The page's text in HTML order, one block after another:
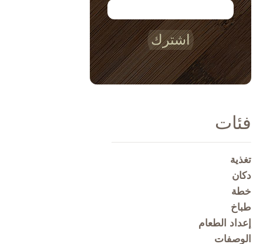
اشترك
فئات
تغذية
دكان
خطة
طباخ
إعداد الطعام
الوصفات